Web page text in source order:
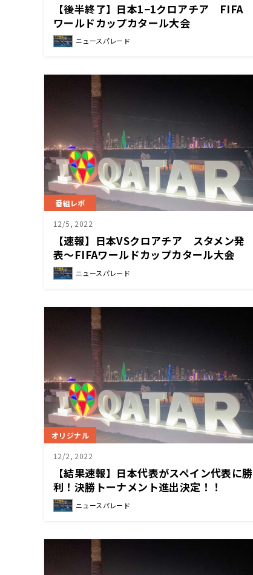
【後半終了】日本1−1クロアチア FIFA
ワールドカップカタール大会
ニュースパレード
番組レポ
12/5, 2022
【速報】日本VSクロアチア スタメン発
表〜FIFAワールドカップカタール大会
ニュースパレード
オリジナル
12/2, 2022
【結果速報】日本代表がスペイン代表に勝
利！決勝トーナメント進出決定！！
ニュースパレード